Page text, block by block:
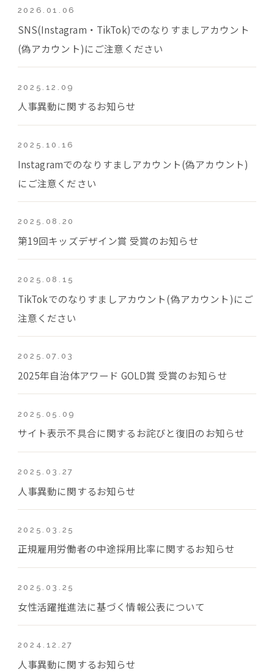
2026.01.06
SNS(Instagram・TikTok)でのなりすましアカウント
(偽アカウント)にご注意ください
2025.12.09
人事異動に関するお知らせ
2025.10.16
Instagramでのなりすましアカウント(偽アカウント)
にご注意ください
2025.08.20
第19回キッズデザイン賞 受賞のお知らせ
2025.08.15
TikTokでのなりすましアカウント(偽アカウント)にご
注意ください
2025.07.03
2025年自治体アワード GOLD賞 受賞のお知らせ
2025.05.09
サイト表示不具合に関するお詫びと復旧のお知らせ
2025.03.27
人事異動に関するお知らせ
2025.03.25
正規雇用労働者の中途採用比率に関するお知らせ
2025.03.25
女性活躍推進法に基づく情報公表について
2024.12.27
人事異動に関するお知らせ